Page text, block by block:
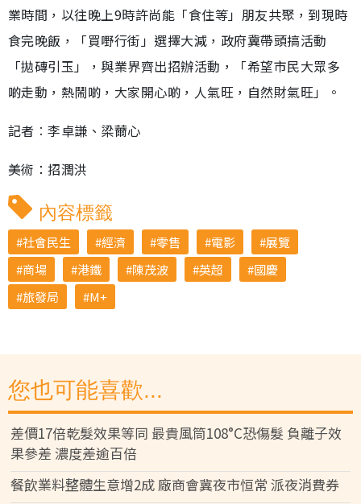
業時間，以往晚上9時許尚能「食住等」朋友共聚，到現時
食完晚飯，「買嘢行街」選擇大減，政府冀帶頭搞活動
「拋磚引玉」，與業界齊出招辦活動，「希望市民大眾多
啲走動，熱鬧啲，大家開心啲，人氣旺，自然財氣旺」。
記者︰李卓謙、梁薾心
美術：招潤洪
內容標籤
社會民生 經濟 零售 電影
展覽
商場
港鐵 陳茂波 英超
國慶
旅發局
M+
您也可能喜歡...
差價17倍乾髮效果等同 最貴風筒108°C恐傷髮 負離子效
果參差 濃度差逾百倍
餐飲業料整體生意增2成 廠商會冀夜市恒常 派夜消費券